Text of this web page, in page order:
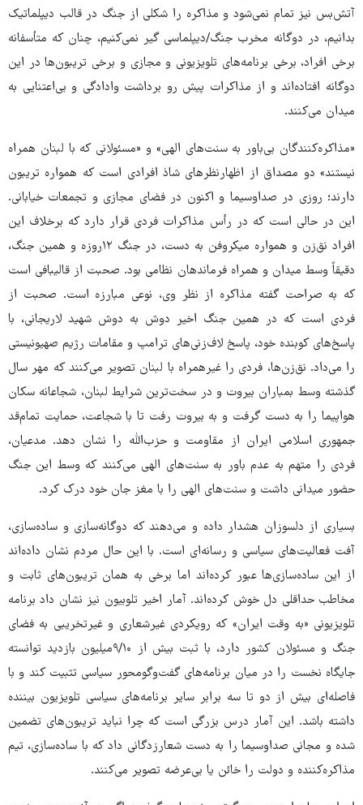
آتش‌بس نیز تمام نمی‌شود و مذاکره را شکلی از جنگ در قالب دیپلماتیک
بدانیم، در دوگانه مخرب جنگ/دیپلماسی گیر نمی‌کنیم، چنان که متأسفانه
برخی افراد، برخی برنامه‌های تلویزیونی و مجازی و برخی تریبون‌ها در این
دوگانه افتاده‌اند و از مذاکرات پیش رو برداشت وادادگی و بی‌اعتنایی به
میدان می‌کنند.
«مذاکره‌کنندگان بی‌باور به سنت‌های الهی» و «مسئولانی که با لبنان همراه
نیستند» دو مصداق از اظهارنظرهای شاذ افرادی است که همواره تریبون
دارند؛ روزی در صداوسیما و اکنون در فضای مجازی و تجمعات خیابانی.
این در حالی است که در رأس مذاکرات فردی قرار دارد که برخلاف این
افراد نق‌زن و همواره میکروفن به دست، در جنگ ۱۲روزه و همین جنگ،
دقیقاً وسط میدان و همراه فرماندهان نظامی بود. صحبت از قالیبافی است
که به صراحت گفته مذاکره از نظر وی، نوعی مبارزه است. صحبت از
فردی است که در همین جنگ اخیر دوش به دوش شهید لاریجانی، با
پاسخ‌های کوبنده خود، پاسخ لاف‌زنی‌های ترامپ و مقامات رژیم صهیونیستی
را می‌داد. نق‌زن‌ها، فردی را غیرهمراه با لبنان تصویر می‌کنند که مهر سال
گذشته وسط بمباران بیروت و در سخت‌ترین شرایط لبنان، شجاعانه سکان
هواپیما را به دست گرفت و به بیروت رفت تا با شجاعت، حمایت تمام‌قد
جمهوری اسلامی ایران از مقاومت و حزب‌الله را نشان دهد. مدعیان،
فردی را متهم به عدم باور به سنت‌های الهی می‌کنند که وسط این جنگ
حضور میدانی داشت و سنت‌های الهی را با مغز جان خود درک کرد.
بسیاری از دلسوزان هشدار داده و می‌دهند که دوگانه‌سازی و ساده‌سازی،
آفت فعالیت‌های سیاسی و رسانه‌ای است. با این حال مردم نشان داده‌اند
از این ساده‌سازی‌ها عبور کرده‌اند اما برخی به همان تریبون‌های ثابت و
مخاطب حداقلی دل خوش کرده‌اند. آمار اخیر تلوبیون نیز نشان داد برنامه
تلویزیونی «به وقت ایران» که رویکردی غیرشعاری و غیرتخریبی به فضای
جنگ و مسئولان کشور دارد، با ثبت بیش از ۹/۱۰میلیون بازدید توانسته
جایگاه نخست را در میان برنامه‌های گفت‌وگومحور سیاسی تثبیت کند و با
فاصله‌ای بیش از دو تا سه برابر سایر برنامه‌های سیاسی تلویزیون بیننده
داشته باشد. این آمار درس بزرگی است که چرا نباید تریبون‌های تضمین
شده و مجانی صداوسیما را به دست شعارزدگانی داد که با ساده‌سازی، تیم
مذاکره‌کننده و دولت را خائن یا بی‌عرضه تصویر می‌کنند.